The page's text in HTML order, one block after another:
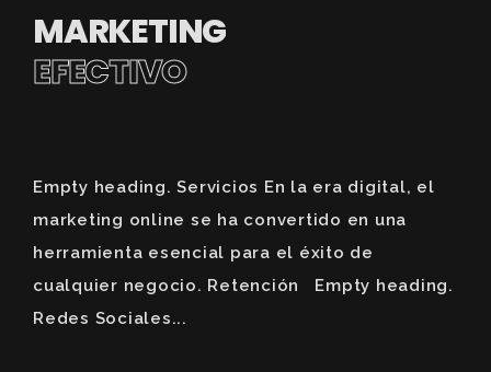
MARKETING
EFECTIVO
Empty heading. Servicios En la era digital, el
marketing online se ha convertido en una
herramienta esencial para el éxito de
cualquier negocio. Retención Empty heading.
Redes Sociales...